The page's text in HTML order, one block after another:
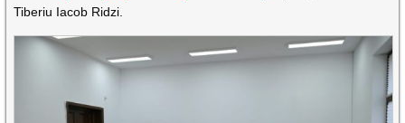
Tiberiu Iacob Ridzi.